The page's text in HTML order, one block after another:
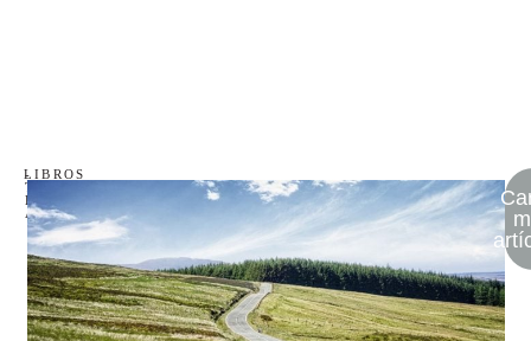
LIBROS
-
TODOS
LOS
ARTÍCULOS